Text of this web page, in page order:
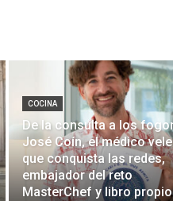
COCINA
De la consulta a los
José Coín, el médico
que conquista las redes,
embajador del reto
MasterChef y libro propio